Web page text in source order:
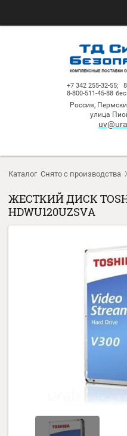
+7 342 255-32-
8-800-511-45-88
Россия,
улица
Каталог Снято с
ЖЕСТКИЙ ДИСК